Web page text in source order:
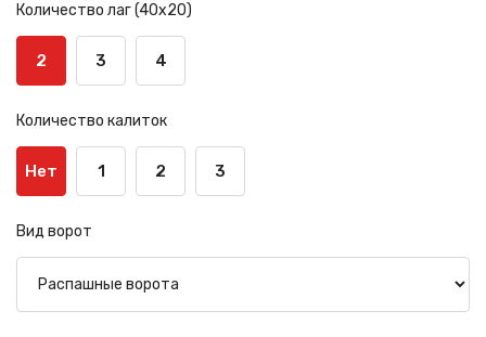
Количество лаг (40х20)
2 3 4
Количество калиток
Нет 1 2 3
Вид ворот